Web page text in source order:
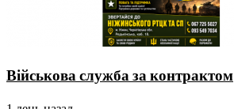
Військова служба за контрактом